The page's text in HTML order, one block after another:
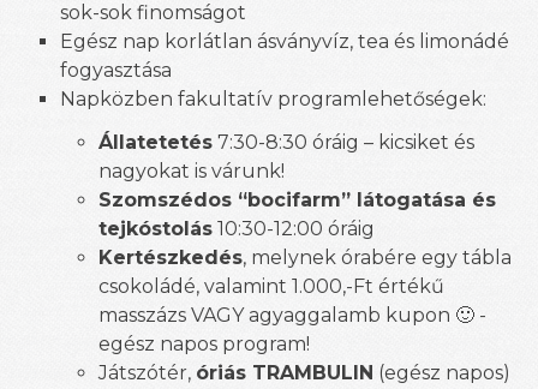
sok-sok finomságot
Egész nap korlátlan ásványvíz, tea és limonádé
fogyasztása
Napközben fakultatív programlehetőségek:
Állatetetés 7:30-8:30 óráig – kicsiket és
nagyokat is várunk!
Szomszédos “bocifarm” látogatása és
tejkóstolás 10:30-12:00 óráig
Kertészkedés, melynek órabére egy tábla
csokoládé, valamint 1.000,-Ft értékű
masszázs VAGY agyaggalamb kupon 🙂 -
egész napos program!
Játszótér, óriás TRAMBULIN (egész napos)